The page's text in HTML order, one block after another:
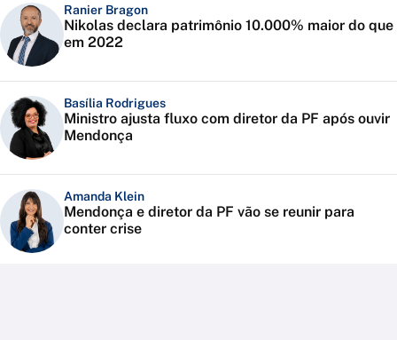
Ranier Bragon
Nikolas declara patrimônio 10.000% maior do que
em 2022
Basília Rodrigues
Ministro ajusta fluxo com diretor da PF após ouvir
Mendonça
Amanda Klein
Mendonça e diretor da PF vão se reunir para
conter crise